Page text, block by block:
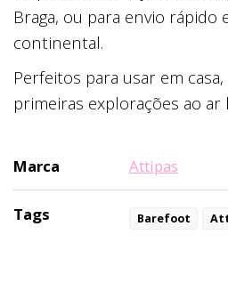
Braga, ou para envio rápido
continental.
Perfeitos para usar em
primeiras explorações ao ar
Marca Attipas
Tags Barefoot